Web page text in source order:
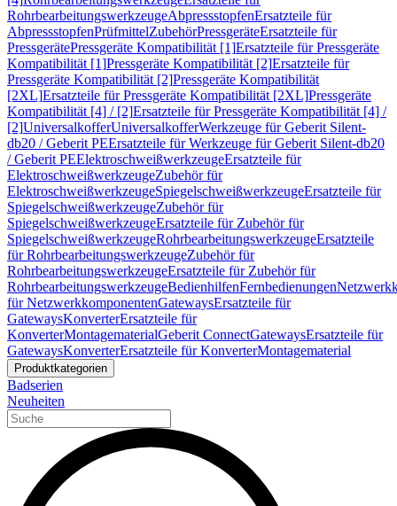
RohrbearbeitungswerkzeugeAbpressstopfenErsatzteile für
AbpressstopfenPrüfmittelZubehörPressgeräteErsatzteile für
PressgerätePressgeräte Kompatibilität [1]Ersatzteile für Pressgeräte
Kompatibilität [1]Pressgeräte Kompatibilität [2]Ersatzteile für
Pressgeräte Kompatibilität [2]Pressgeräte Kompatibilität
[2XL]Ersatzteile für Pressgeräte Kompatibilität [2XL]Pressgeräte
Kompatibilität [4] / [2]Ersatzteile für Pressgeräte Kompatibilität [4] /
[2]UniversalkofferUniversalkofferWerkzeuge für Geberit Silent-
db20 / Geberit PEErsatzteile für Werkzeuge für Geberit Silent-db20
/ Geberit PEElektroschweißwerkzeugeErsatzteile für
ElektroschweißwerkzeugeZubehör für
ElektroschweißwerkzeugeSpiegelschweißwerkzeugeErsatzteile für
SpiegelschweißwerkzeugeZubehör für
SpiegelschweißwerkzeugeErsatzteile für Zubehör für
SpiegelschweißwerkzeugeRohrbearbeitungswerkzeugeErsatzteile
für RohrbearbeitungswerkzeugeZubehör für
RohrbearbeitungswerkzeugeErsatzteile für Zubehör für
RohrbearbeitungswerkzeugeBedienhilfenFernbedienungen
für NetzwerkkomponentenGatewaysErsatzteile für
GatewaysKonverterErsatzteile für
KonverterMontagematerialGeberit ConnectGatewaysErsatzteile für
GatewaysKonverterErsatzteile für KonverterMontagematerial
Produktkategorien
Badserien
Neuheiten